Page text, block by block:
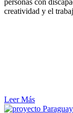
personas con
creatividad y el
Leer Más